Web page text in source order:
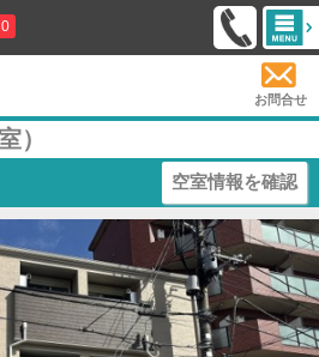
0
お問合せ
室）
空室情報を確認